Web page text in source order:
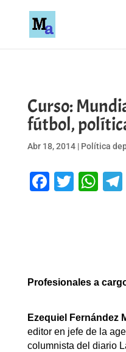
Curso:
fútbol,
Abr 18, 2014| Política
Profesionales a
Ezequiel Fernández
editor en jefe de la
columnista del diario